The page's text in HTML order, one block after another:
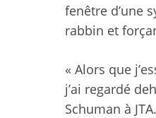
fenêtre d’une
rabbin et
« Alors que
j’ai regardé
Schuman à